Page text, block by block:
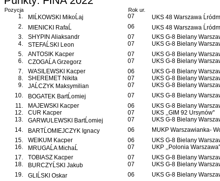
Pozycja Rok ur.
1. MIĹKOWSKI MikoĹaj 07
UKS 48 Warszawa
2.
MIENICKI RafaĹ 06
UKS 48 Warszawa
3.
SHYPIN Aliaksandr 07
UKS G-8 Bielany
4.
STEFAĹSKI Leon 07
UKS G-8 Bielany
5.
ANTOSIK Kacper 07
UKS G-8 Bielany
6.
CZOGAĹA Grzegorz 07
UKS G-8 Bielany
7.
WASILEWSKI Kacper 06
UKS G-8 Bielany
8.
SHEREMET Nikita 07
UKS G-8 Bielany
9.
JAĹCZYK Maksymilian 07
UKS G-8 Bielany
10.
BOGATEK BartĹomiej 07
UKS G-8 Bielany
11.
MAJEWSKI Kacper 06
UKS G-8 Bielany
12.
CUR Kacper 07
UKS ,,GIM 92 Ursynów''
13.
GARWULEWSKI BartĹomiej 07
UKS G-8 Bielany
14.
BARTĹOMIEJCZYK Ignacy 06
MUKP Warszawianka-
15.
WEIKUM Kacper 06
UKS G-8 Bielany
16.
MRUGAĹA MichaĹ 07
UKP ,,Polonia Warszawa''
17.
TOBIASZ Kacper 07
UKS G-8 Bielany
18.
BURCZYĹSKI Jakub 07
UKS G-8 Bielany
19.
GLIĹSKI Oskar 06
UKS G-8 Bielany